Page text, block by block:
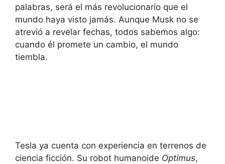
palabras, será el más revolucionario que el
mundo haya visto jamás. Aunque Musk no se
atrevió a revelar fechas, todos sabemos algo:
cuando él promete un cambio, el mundo
tiembla.
Tesla ya cuenta con experiencia en terrenos de
ciencia ficción. Su robot humanoide Optimus,